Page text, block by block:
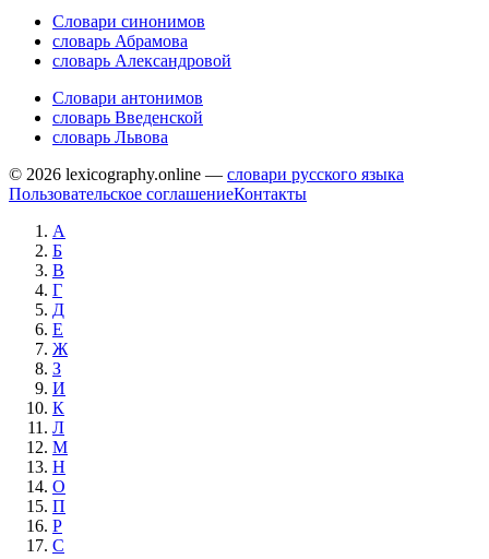
Словари синонимов
словарь Абрамова
словарь Александровой
Словари антонимов
словарь Введенской
словарь Львова
© 2026 lexicography.online — словари русского языка
Пользовательское соглашениеКонтакты
А
Б
В
Г
Д
Е
Ж
З
И
К
Л
М
Н
О
П
Р
С